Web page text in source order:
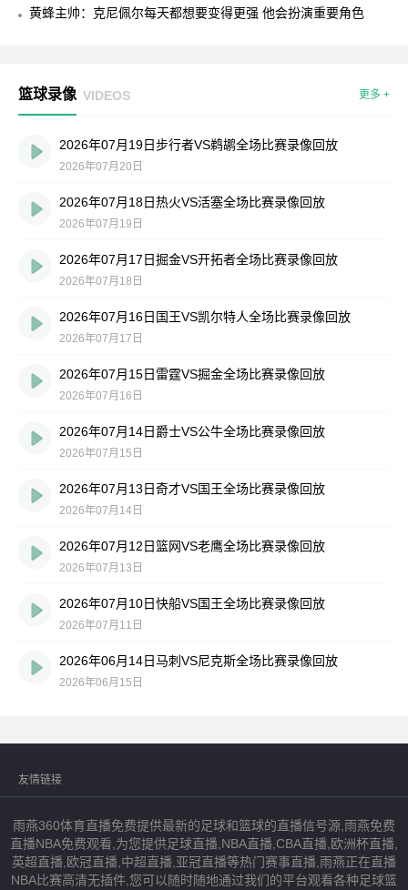
黄蜂主帅：克尼佩尔每天都想要变得更强 他会扮演重要角色
篮球录像 VIDEOS 更多 +
2026年07月19日步行者VS鹈鹕全场比赛录像回放
2026年07月20日
2026年07月18日热火VS活塞全场比赛录像回放
2026年07月19日
2026年07月17日掘金VS开拓者全场比赛录像回放
2026年07月18日
2026年07月16日国王VS凯尔特人全场比赛录像回放
2026年07月17日
2026年07月15日雷霆VS掘金全场比赛录像回放
2026年07月16日
2026年07月14日爵士VS公牛全场比赛录像回放
2026年07月15日
2026年07月13日奇才VS国王全场比赛录像回放
2026年07月14日
2026年07月12日篮网VS老鹰全场比赛录像回放
2026年07月13日
2026年07月10日快船VS国王全场比赛录像回放
2026年07月11日
2026年06月14日马刺VS尼克斯全场比赛录像回放
2026年06月15日
友情链接
雨燕360体育直播免费提供最新的足球和篮球的直播信号源,雨燕免费
直播NBA免费观看,为您提供足球直播,NBA直播,CBA直播,欧洲杯直播,
英超直播,欧冠直播,中超直播,亚冠直播等热门赛事直播,雨燕正在直播
NBA比赛高清无插件,您可以随时随地通过我们的平台观看各种足球篮